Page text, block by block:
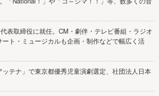
表取締役に就任。CM・劇伴・テレビ番組・ラジオ
ト・ミュージカルも企画・制作などで幅広く活
テナ」で東京都優秀児童演劇選定、社団法人日本